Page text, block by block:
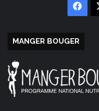
MANGER BOUGER